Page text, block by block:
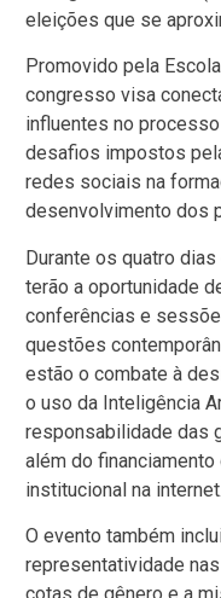
eleições que se
Promovido pela
congresso visa
influentes no
desafios impostos
redes sociais na
desenvolvimento dos
Durante os quatro
terão a oportunidade
conferências e
questões
estão o combate à
o uso da Inteligência
responsabilidade das
além do
institucional na internet.
O evento também
representatividade